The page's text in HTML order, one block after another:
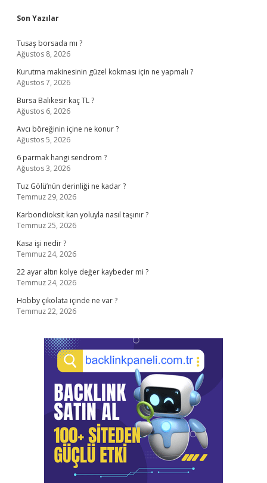
Sidebar
Son Yazılar
Tusaş borsada mı ?
Ağustos 8, 2026
Kurutma makinesinin güzel kokması için ne yapmalı ?
Ağustos 7, 2026
Bursa Balıkesir kaç TL ?
Ağustos 6, 2026
Avcı böreğinin içine ne konur ?
Ağustos 5, 2026
6 parmak hangi sendrom ?
Ağustos 3, 2026
Tuz Gölü’nün derinliği ne kadar ?
Temmuz 29, 2026
Karbondioksit kan yoluyla nasıl taşınır ?
Temmuz 25, 2026
Kasa işi nedir ?
Temmuz 24, 2026
22 ayar altın kolye değer kaybeder mi ?
Temmuz 24, 2026
Hobby çikolata içinde ne var ?
Temmuz 22, 2026